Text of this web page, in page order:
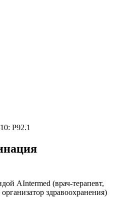
P92.1
AIntermed (врач-терапевт,
здравоохранения)